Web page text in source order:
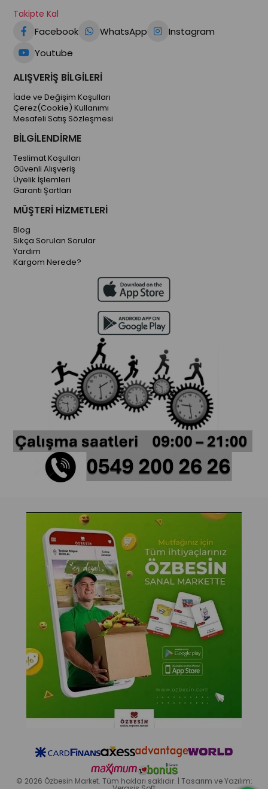
Takipte Kal
Facebook WhatsApp
Instagram
Youtube
ALIŞVERİŞ BİLGİLERİ
İade ve Değişim Koşulları
Çerez(Cookie) Kullanımı
Mesafeli Satış Sözleşmesi
BİLGİLENDİRME
Teslimat Koşulları
Güvenli Alışveriş
Üyelik İşlemleri
Garanti Şartları
MÜŞTERİ HİZMETLERİ
Blog
Sıkça Sorulan Sorular
Yardım
Kargom Nerede?
© 2026 Özbesin Market. Tüm hakları saklıdır. | Tasarım ve Yazılım: